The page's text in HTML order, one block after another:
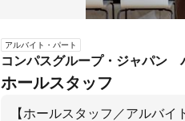
アルバイト・パート
コンパスグループ・ジャパン
ホールスタッフ
【ホールスタッフ／アルバ